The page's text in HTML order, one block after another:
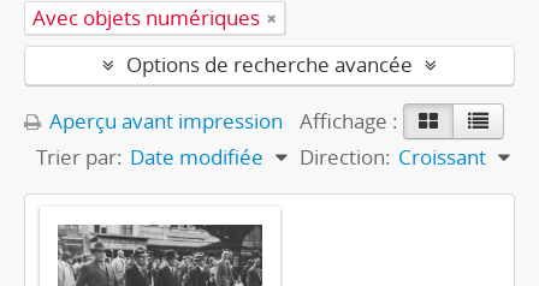
Avec objets numériques
Options de recherche avancée
Aperçu avant impression
Affichage :
Trier par: Date modifiée Direction: Croissant